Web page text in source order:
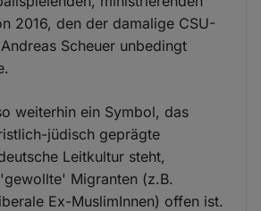
2016, den der damalige CSU-
Scheuer unbedingt
weiterhin ein Symbol, das
jüdisch geprägte
Leitkultur steht,
Migranten (z.B.
Ex-MuslimInnen) offen ist.